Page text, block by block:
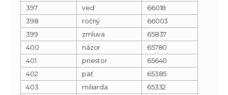
397
veď
66018
398
ročný
66003
399
zmluva
65837
400
názor
65780
401
priestor
65640
402
päť
65385
403
miliarda
65332